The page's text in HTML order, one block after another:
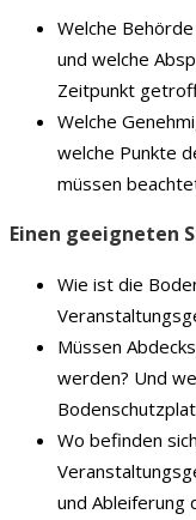
Welche
und welche
Zeitpunkt
Welche
welche Punkte
müssen
Einen geeigneten
Wie ist die
Müssen
werden? Und
Wo befinden
und Ableiferung